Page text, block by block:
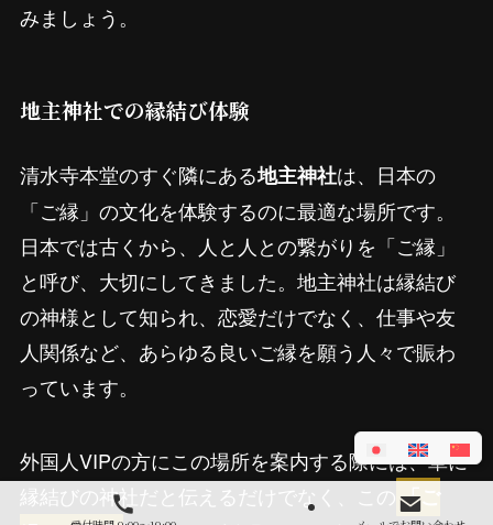
みましょう。
地主神社での縁結び体験
清水寺本堂のすぐ隣にある地主神社は、日本の
「ご縁」の文化を体験するのに最適な場所です。
日本では古くから、人と人との繋がりを「ご縁」
と呼び、大切にしてきました。地主神社は縁結び
の神様として知られ、恋愛だけでなく、仕事や友
人関係など、あらゆる良いご縁を願う人々で賑わ
っています。
外国人VIPの方にこの場所を案内する際には、単に
縁結びの神社だと伝えるだけでなく、この 「ご